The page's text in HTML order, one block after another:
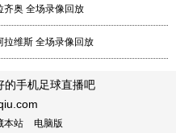
奥 全场录像回放
维斯 全场录像回放
的手机足球直播吧
本站 电脑版